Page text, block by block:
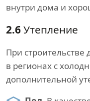
внутри дома и
2.6Утепление
При
в регионах с
дополнительной